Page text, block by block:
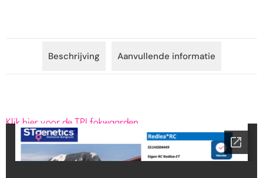
Beschrijving Aanvullende informatie
Klik hier voor de TPI fokwaarden